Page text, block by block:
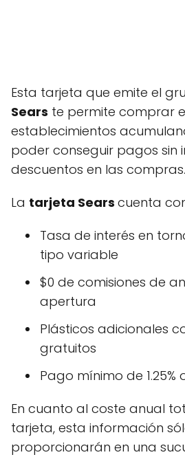
Esta tarjeta que emite el
Sears te permite comprar
establecimientos
poder conseguir pagos sin
descuentos en las compras.
La tarjeta Sears cuenta
Tasa de interés en
tipo variable
$0 de comisiones de
apertura
Plásticos adicionales
gratuitos
Pago mínimo de 1.25% o
En cuanto al coste anual
tarjeta, esta información
proporcionarán en una